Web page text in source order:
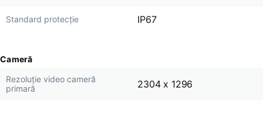
Standard protecție IP67
Cameră
Rezoluție video cameră
primară
2304 x 1296